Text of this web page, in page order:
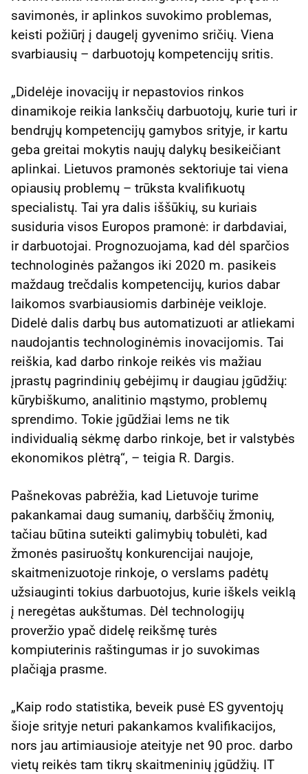
savimonės, ir aplinkos suvokimo problemas,
keisti požiūrį į daugelį gyvenimo sričių. Viena
svarbiausių – darbuotojų kompetencijų sritis.
„Didelėje inovacijų ir nepastovios rinkos
dinamikoje reikia lanksčių darbuotojų, kurie turi ir
bendrųjų kompetencijų gamybos srityje, ir kartu
geba greitai mokytis naujų dalykų besikeičiant
aplinkai. Lietuvos pramonės sektoriuje tai viena
opiausių problemų – trūksta kvalifikuotų
specialistų. Tai yra dalis iššūkių, su kuriais
susiduria visos Europos pramonė: ir darbdaviai,
ir darbuotojai. Prognozuojama, kad dėl sparčios
technologinės pažangos iki 2020 m. pasikeis
maždaug trečdalis kompetencijų, kurios dabar
laikomos svarbiausiomis darbinėje veikloje.
Didelė dalis darbų bus automatizuoti ar atliekami
naudojantis technologinėmis inovacijomis. Tai
reiškia, kad darbo rinkoje reikės vis mažiau
įprastų pagrindinių gebėjimų ir daugiau įgūdžių:
kūrybiškumo, analitinio mąstymo, problemų
sprendimo. Tokie įgūdžiai lems ne tik
individualią sėkmę darbo rinkoje, bet ir valstybės
ekonomikos plėtrą“, – teigia R. Dargis.
Pašnekovas pabrėžia, kad Lietuvoje turime
pakankamai daug sumanių, darbščių žmonių,
tačiau būtina suteikti galimybių tobulėti, kad
žmonės pasiruoštų konkurencijai naujoje,
skaitmenizuotoje rinkoje, o verslams padėtų
užsiauginti tokius darbuotojus, kurie iškels veiklą
į neregėtas aukštumas. Dėl technologijų
proveržio ypač didelę reikšmę turės
kompiuterinis raštingumas ir jo suvokimas
plačiąja prasme.
„Kaip rodo statistika, beveik pusė ES gyventojų
šioje srityje neturi pakankamos kvalifikacijos,
nors jau artimiausioje ateityje net 90 proc. darbo
vietų reikės tam tikrų skaitmeninių įgūdžių. IT